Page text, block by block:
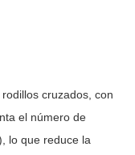
cruzados, con
el número de
lo que reduce la